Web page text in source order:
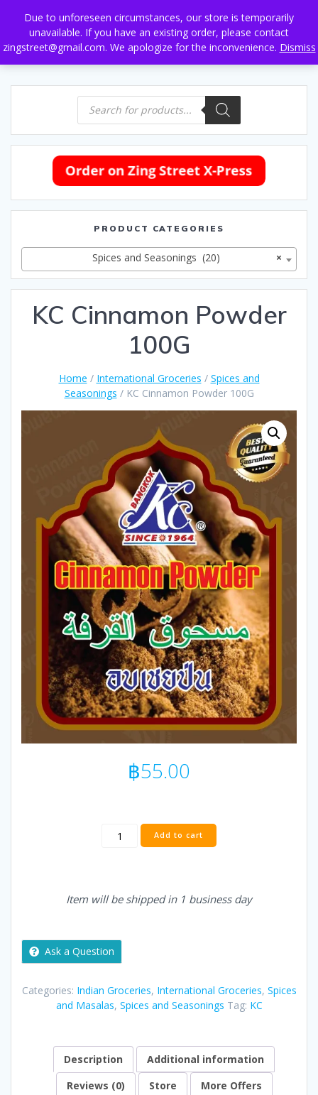
Due to unforeseen circumstances, our store is temporarily
unavailable. If you have an existing order, please contact
zingstreet@gmail.com. We apologize for the inconvenience. Dismiss
to
content
Products
search
PRODUCT CATEGORIES
×
Spices and Seasonings (20)
KC Cinnamon Powder
100G
Home / International Groceries / Spices and
Seasonings / KC Cinnamon Powder 100G
฿55.00
KC
Cinnamon
Add to cart
Item will be shipped in 1 business day
Ask a Question
Categories: Indian Groceries, International Groceries, Spices
and Masalas, Spices and Seasonings Tag: KC
Description
Additional information
Reviews (0)
Store
More Offers